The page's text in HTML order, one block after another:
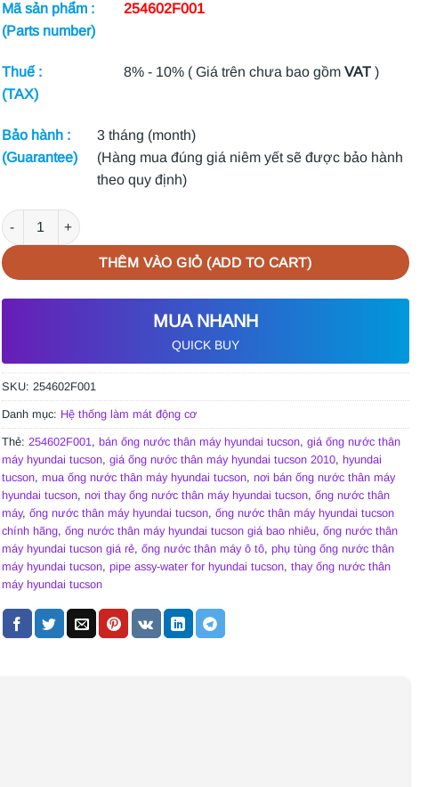
Mã sản phẩm :
(Parts number)
254602F001
Thuế :
(TAX)
8% - 10% ( Giá trên chưa bao gồmVAT )
Bảo hành :
(Guarantee)
3 tháng (month)
(Hàng mua đúng giá niêm yết sẽ được bảo hành
theo quy định)
ỐNG NƯỚC THÂN MÁY HYUNDAI TUCSON 2010 | 254602F001 số lượng
THÊM VÀO GIỎ (ADD TO CART)
MUA NHANH
QUICK BUY
SKU: 254602F001
Danh mục: Hệ thống làm mát động cơ
Thẻ: 254602F001 , bán ống nước thân máy hyundai tucson, giá ống nước thân
máy hyundai tucson, giá ống nước thân máy hyundai tucson 2010, hyundai
tucson, mua ống nước thân máy hyundai tucson, nơi bán ống nước thân máy
hyundai tucson, nơi thay ống nước thân máy hyundai tucson, ống nước thân
máy, ống nước thân máy hyundai tucson, ống nước thân máy hyundai tucson
chính hãng, ống nước thân máy hyundai tucson giá bao nhiêu, ống nước thân
máy hyundai tucson giá rẻ, ống nước thân máy ô tô, phụ tùng ống nước thân
máy hyundai tucson, pipe assy-water for hyundai tucson, thay ống nước thân
máy hyundai tucson